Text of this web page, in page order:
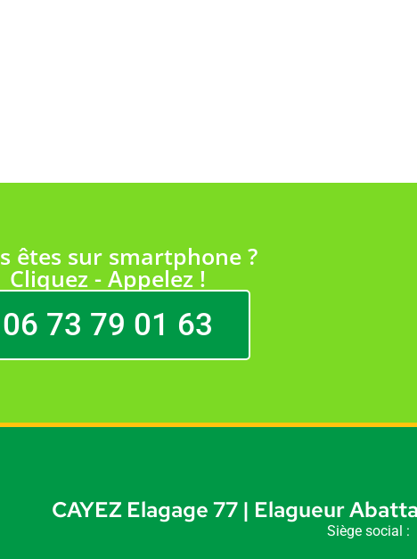
êtes sur smartphone ?
Cliquez - Appelez !
06 73 79 01 63
CAYEZ Elagage 77 | Elagueur
Siège social :